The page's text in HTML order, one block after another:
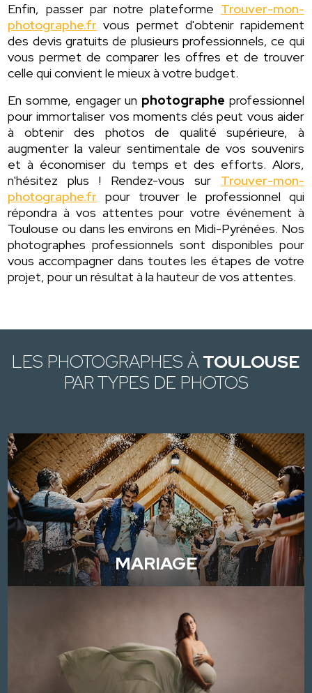
Enfin, passer par notre plateforme Trouver-mon-
photographe.fr vous permet d'obtenir rapidement
des devis gratuits de plusieurs professionnels, ce qui
vous permet de comparer les offres et de trouver
celle qui convient le mieux à votre budget.
En somme, engager un photographe professionnel
pour immortaliser vos moments clés peut vous aider
à obtenir des photos de qualité supérieure, à
augmenter la valeur sentimentale de vos souvenirs
et à économiser du temps et des efforts. Alors,
n'hésitez plus ! Rendez-vous sur Trouver-mon-
photographe.fr pour trouver le professionnel qui
répondra à vos attentes pour votre événement à
Toulouse ou dans les environs en Midi-Pyrénées. Nos
photographes professionnels sont disponibles pour
vous accompagner dans toutes les étapes de votre
projet, pour un résultat à la hauteur de vos attentes.
LES PHOTOGRAPHES À TOULOUSE
PAR TYPES DE PHOTOS
MARIAGE